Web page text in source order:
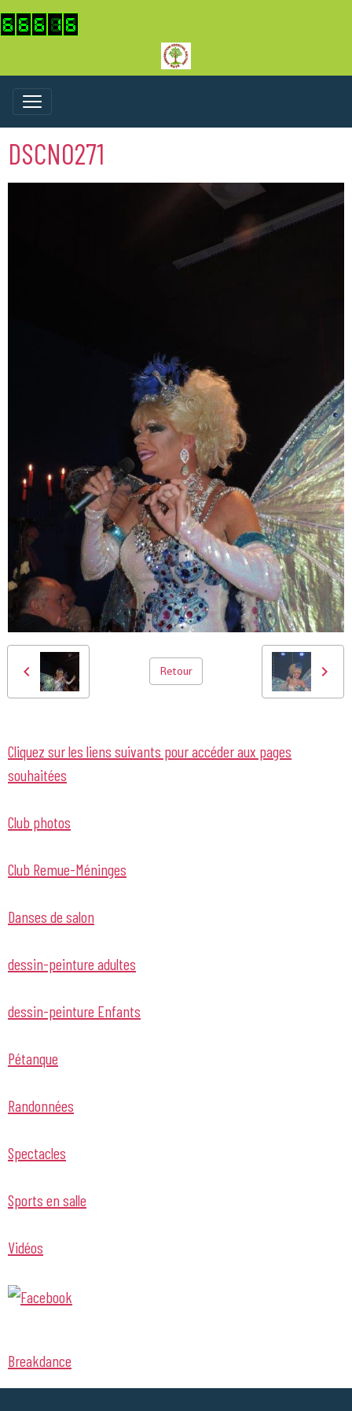
DSCN0271
Retour
Cliquez sur les liens suivants pour accéder aux pages
souhaitées
Club photos
Club Remue-Méninges
Danses de salon
dessin-peinture adultes
dessin-peinture Enfants
Pétanque
Randonnées
Spectacles
Sports en salle
Vidéos
Breakdance